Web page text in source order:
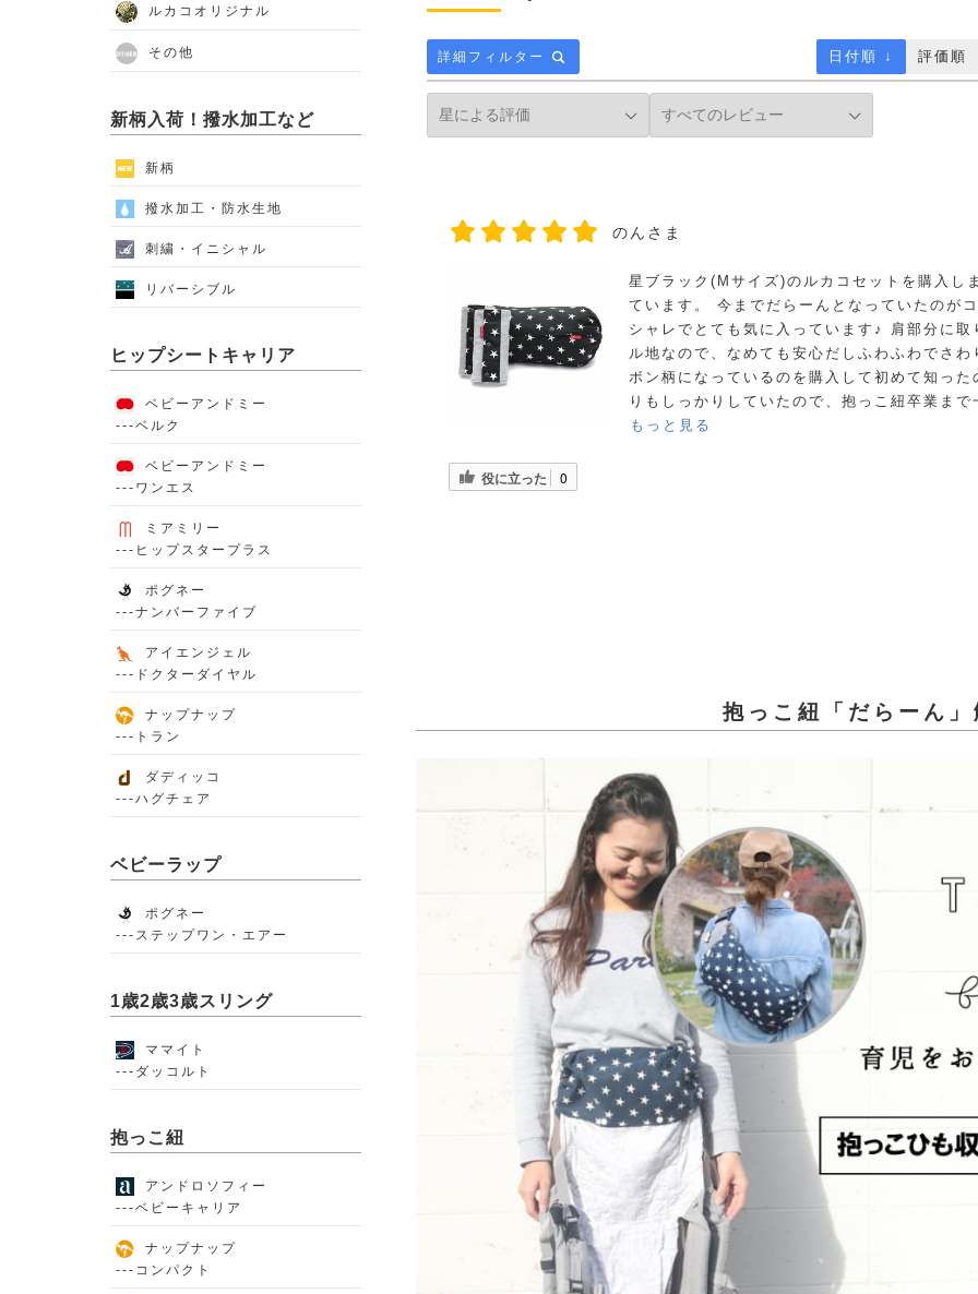
詳細フィルター 日付順 ↓ 評価順
のんさま
星ブラック(Mサイズ)のルカコセットを購入し
ています。 今までだらーんとなっていたのが
シャレでとても気に入っています♪ 肩部分に
ル地なので、なめても安心だしふわふわでさ
ボン柄になっているのを購入して初めて知っ
りもしっかりしていたので、抱っこ紐卒業ま
もっと見る
役に立った 0
抱っこ紐「だらーん
ルカコオリジナル
その他
新柄入荷！撥水加工など
新柄
撥水加工・防水生地
刺繍・イニシャル
リバーシブル
ヒップシートキャリア
ベビーアンドミー
---ベルク
ベビーアンドミー
---ワンエス
ミアミリー
---ヒップスタープラス
ポグネー
---ナンバーファイブ
アイエンジェル
---ドクターダイヤル
ナップナップ
---トラン
ダディッコ
---ハグチェア
ベビーラップ
ポグネー
---ステップワン・エアー
1歳2歳3歳スリング
ママイト
---ダッコルト
抱っこ紐
アンドロソフィー
---ベビーキャリア
ナップナップ
---コンパクト